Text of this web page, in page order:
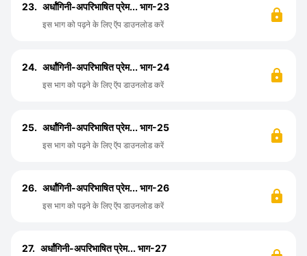
23. अर्धांगिनी-अपरिभाषित प्रेम... भाग-23
इस भाग को पढ़ने के लिए ऍप डाउनलोड करें
24. अर्धांगिनी-अपरिभाषित प्रेम... भाग-24
इस भाग को पढ़ने के लिए ऍप डाउनलोड करें
25. अर्धांगिनी-अपरिभाषित प्रेम... भाग-25
इस भाग को पढ़ने के लिए ऍप डाउनलोड करें
26. अर्धांगिनी-अपरिभाषित प्रेम... भाग-26
इस भाग को पढ़ने के लिए ऍप डाउनलोड करें
27. अर्धांगिनी-अपरिभाषित प्रेम... भाग-27